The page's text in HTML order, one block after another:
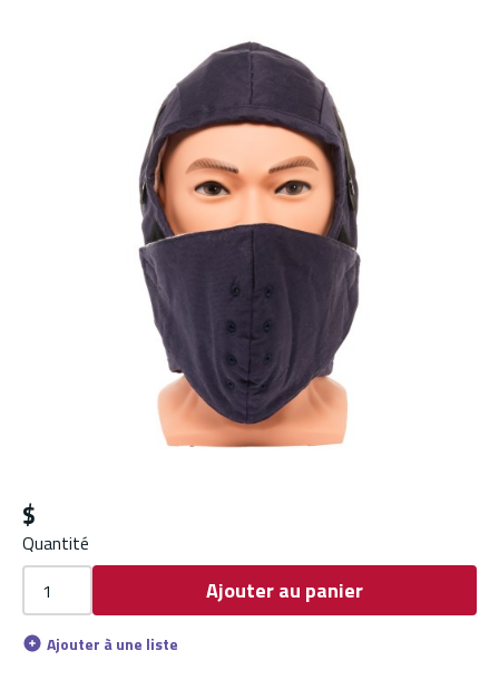
$
Quantité
Ajouter au panier
Ajouter à une liste